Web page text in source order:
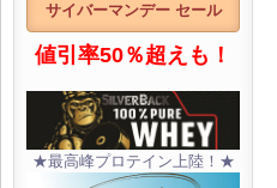
サイバーマンデー セール
値引率50％超えも！
★最高峰プロテイン上陸！★